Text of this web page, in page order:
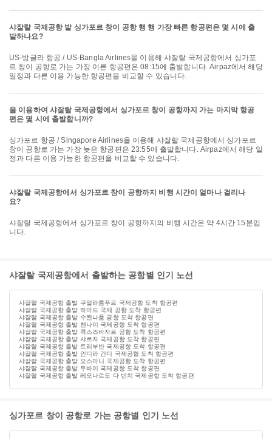
샤잘랄 국제공항 발 싱가포르 창이 공항 행 행 가장 빠른 항공편은 몇 시에 출
발하나요?
US-방글라 항공 / US-Bangla Airlines을 이용해 샤잘랄 국제공항에서 싱가포
르 창이 공항로 가는 가장 이른 항공편은 08:15에 출발합니다. Airpaz에서 해당
일정과 다른 이용 가능한 항공편을 비교할 수 있습니다.
을 이용하여 샤잘랄 국제공항에서 싱가포르 창이 공항까지 가는 마지막 항공
편은 몇 시에 출발합니까?
싱가포르 항공 / Singapore Airlines을 이용해 샤잘랄 국제공항에서 싱가포르
창이 공항로 가는 가장 늦은 항공편은 23:55에 출발합니다. Airpaz에서 해당 일
정과 다른 이용 가능한 항공편을 비교할 수 있습니다.
샤잘랄 국제공항에서 싱가포르 창이 공항까지 비행 시간이 얼마나 걸리나
요?
샤잘랄 국제공항에서 싱가포르 창이 공항까지의 비행 시간은 약 4시간 15분입
니다.
샤잘랄 국제공항에서 출발하는 공항별 인기 노선
샤잘랄 국제공항 출발 쿠알라룸푸르 국제공항 도착 항공편
샤잘랄 국제공항 출발 하마드 국제 공항 도착 항공편
샤잘랄 국제공항 출발 수완나품 공항 도착 항공편
샤잘랄 국제공항 출발 첸나이 국제공항 도착 항공편
샤잘랄 국제공항 출발 콕스즈바자르 공항 도착 항공편
샤잘랄 국제공항 출발 샤르자 국제공항 도착 항공편
샤잘랄 국제공항 출발 트리부반 국제공항 도착 항공편
샤잘랄 국제공항 출발 인디라 간디 국제공항 도착 항공편
샤잘랄 국제공항 출발 오스마니 국제공항 도착 항공편
샤잘랄 국제공항 출발 두바이 국제공항 도착 항공편
샤잘랄 국제공항 출발 레오나르도 다 빈치 국제공항 도착 항공편
싱가포르 창이 공항로 가는 공항별 인기 노선